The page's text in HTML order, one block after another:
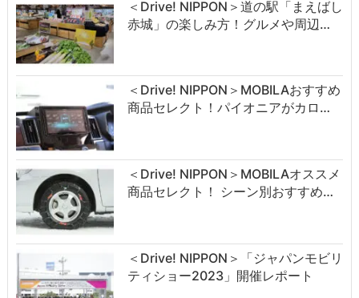
＜Drive! NIPPON＞道の駅「まえばし
赤城」の楽しみ方！グルメや周辺…
＜Drive! NIPPON＞MOBILAおすすめ
商品セレクト！パイオニアがカロ…
＜Drive! NIPPON＞MOBILAオススメ
商品セレクト！ シーン別おすすめ…
＜Drive! NIPPON＞「ジャパンモビリ
ティショー2023」開催レポート